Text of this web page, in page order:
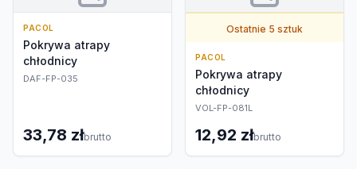
PACOL
Pokrywa atrapy
chłodnicy
DAF-FP-035
33,78 złbrutto
Ostatnie 5 sztuk
PACOL
Pokrywa atrapy
chłodnicy
VOL-FP-081L
12,92 złbrutto